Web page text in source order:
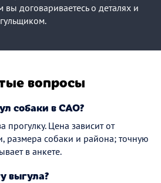
договариваетесь о деталях и
вопросы
собаки в САО?
Цена зависит от
размера собаки и района; точную
в анкете.
выгула?